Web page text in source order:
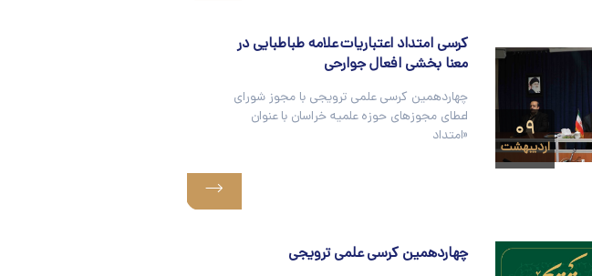
۰۹
اردیبهشت
کرسی امتداد اعتباريات علامه طباطبايی در
معنا بخشی افعال جوارحی
چهاردهمین کرسی علمی ترویجی با مجوز شورای
اعطای مجوزهای حوزه علمیه خراسان با عنوان
«امتداد
چهاردهمین کرسی علمی ترویجی